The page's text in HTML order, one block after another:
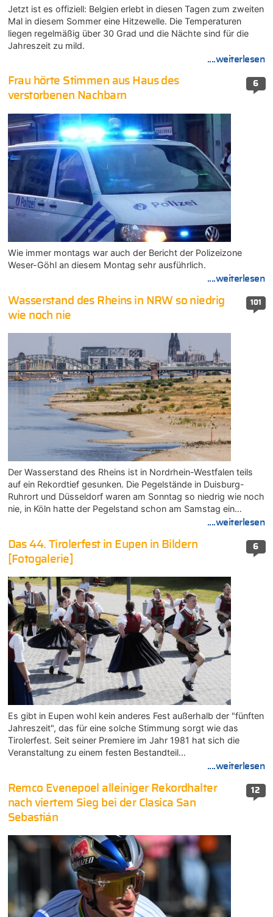
Jetzt ist es offiziell: Belgien erlebt in diesen Tagen zum zweiten
Mal in diesem Sommer eine Hitzewelle. Die Temperaturen
liegen regelmäßig über 30 Grad und die Nächte sind für die
Jahreszeit zu mild.
....weiterlesen
6
Frau hörte Stimmen aus Haus des
verstorbenen Nachbarn
Wie immer montags war auch der Bericht der Polizeizone
Weser-Göhl an diesem Montag sehr ausführlich.
....weiterlesen
101
Wasserstand des Rheins in NRW so niedrig
wie noch nie
Der Wasserstand des Rheins ist in Nordrhein-Westfalen teils
auf ein Rekordtief gesunken. Die Pegelstände in Duisburg-
Ruhrort und Düsseldorf waren am Sonntag so niedrig wie noch
nie, in Köln hatte der Pegelstand schon am Samstag ein…
....weiterlesen
6
Das 44. Tirolerfest in Eupen in Bildern
[Fotogalerie]
Es gibt in Eupen wohl kein anderes Fest außerhalb der "fünften
Jahreszeit", das für eine solche Stimmung sorgt wie das
Tirolerfest. Seit seiner Premiere im Jahr 1981 hat sich die
Veranstaltung zu einem festen Bestandteil…
....weiterlesen
12
Remco Evenepoel alleiniger Rekordhalter
nach viertem Sieg bei der Clasica San
Sebastián